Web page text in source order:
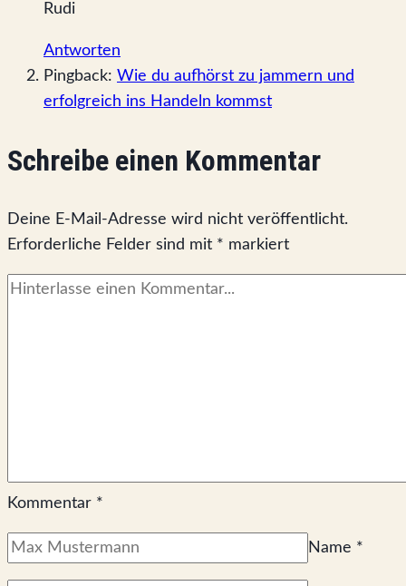
Rudi
Antworten
Pingback: Wie du aufhörst zu jammern und
erfolgreich ins Handeln kommst
Schreibe einen Kommentar
Deine E-Mail-Adresse wird nicht veröffentlicht.
Erforderliche Felder sind mit * markiert
Kommentar *
Name *